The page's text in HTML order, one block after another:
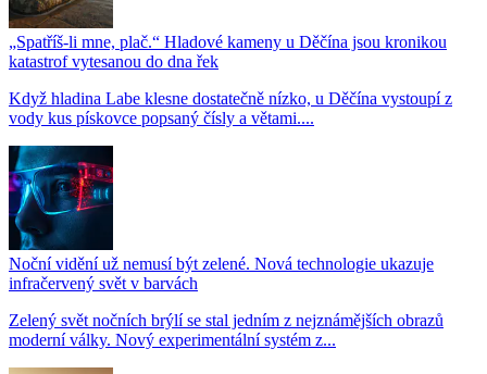
„Spatříš-li mne, plač.“ Hladové kameny u Děčína jsou kronikou
katastrof vytesanou do dna řek
Když hladina Labe klesne dostatečně nízko, u Děčína vystoupí z
vody kus pískovce popsaný čísly a větami....
Noční vidění už nemusí být zelené. Nová technologie ukazuje
infračervený svět v barvách
Zelený svět nočních brýlí se stal jedním z nejznámějších obrazů
moderní války. Nový experimentální systém z...